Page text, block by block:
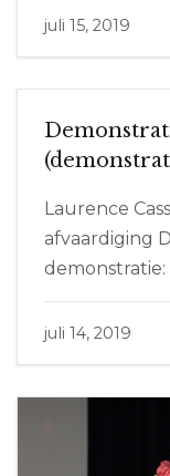
juli 15, 2019
Laurence
afvaardiging
demonstratie:
juli 14, 2019